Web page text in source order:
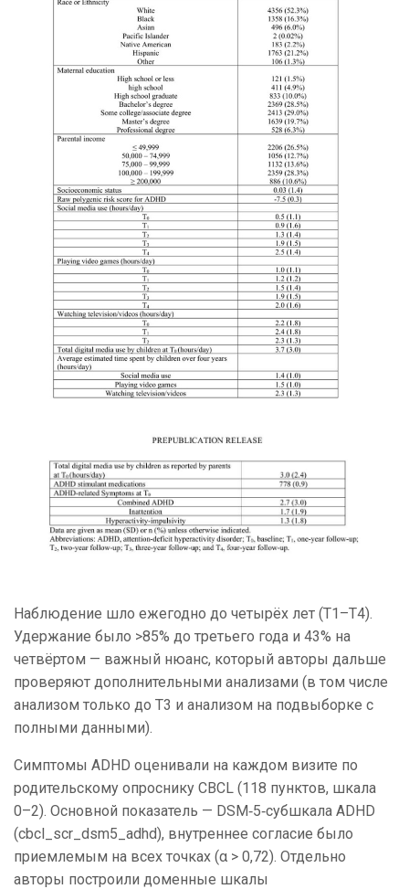
Наблюдение шло ежегодно до четырёх лет (T1–T4).
Удержание было >85% до третьего года и 43% на
четвёртом — важный нюанс, который авторы дальше
проверяют дополнительными анализами (в том числе
анализом только до T3 и анализом на подвыборке с
полными данными).
Симптомы ADHD оценивали на каждом визите по
родительскому опроснику CBCL (118 пунктов, шкала
0–2). Основной показатель — DSM‑5‑субшкала ADHD
(cbcl_scr_dsm5_adhd), внутреннее согласие было
приемлемым на всех точках (α > 0,72). Отдельно
авторы построили доменные шкалы